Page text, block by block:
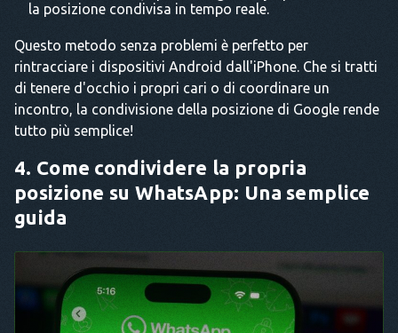
la posizione condivisa in tempo reale.
Questo metodo senza problemi è perfetto per
rintracciare i dispositivi Android dall'iPhone. Che si tratti
di tenere d'occhio i propri cari o di coordinare un
incontro, la condivisione della posizione di Google rende
tutto più semplice!
4. Come condividere la propria
posizione su WhatsApp: Una semplice
guida